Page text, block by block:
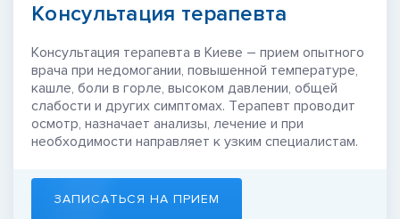
Консультация терапевта
Консультация терапевта в Киеве – прием опытного
врача при недомогании, повышенной температуре,
кашле, боли в горле, высоком давлении, общей
слабости и других симптомах. Терапевт проводит
осмотр, назначает анализы, лечение и при
необходимости направляет к узким специалистам.
ЗАПИСАТЬСЯ НА ПРИЕМ